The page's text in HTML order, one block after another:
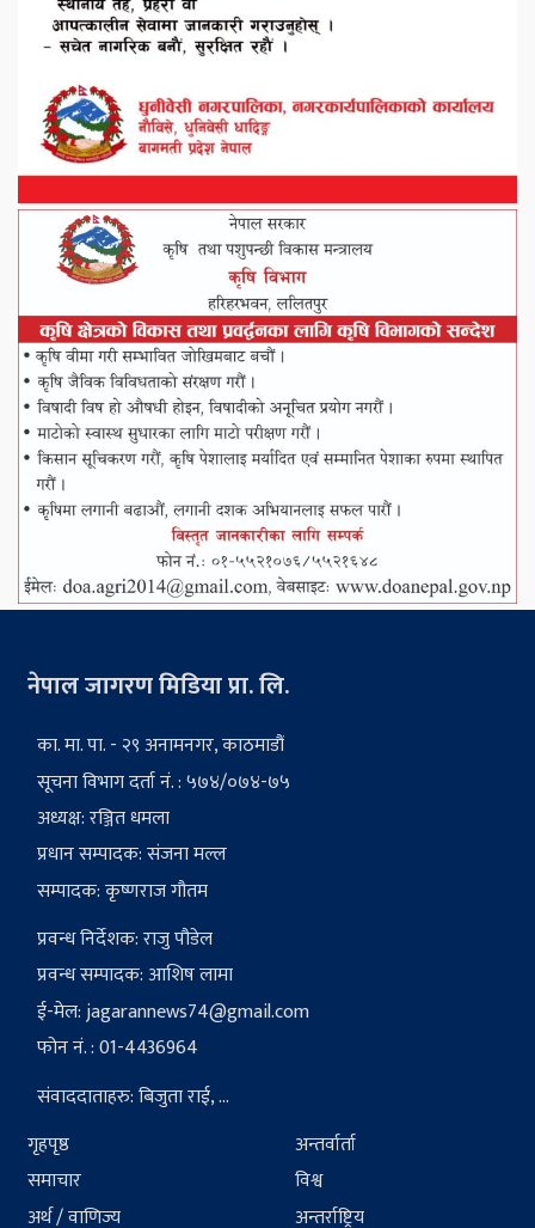
नेपाल जागरण मिडिया प्रा. लि.
का. मा. पा. - २९ अनामनगर, काठमाडौं
सूचना विभाग दर्ता नं. : ५७४/०७४-७५
अध्यक्ष: रञ्जित धमला
प्रधान सम्पादक: संजना मल्ल
सम्पादक: कृष्णराज गौतम
प्रवन्ध निर्देशक: राजु पौडेल
प्रवन्ध सम्पादक: आशिष लामा
ई-मेल:jagarannews74@gmail.com
फोन नं. : 01-4436964
संवाददाताहरु: बिजुता राई, ...
गृहपृष्ठ
समाचार
अर्थ / वाणिज्य
अन्तर्वार्ता
विश्व
अन्तर्राष्ट्रिय